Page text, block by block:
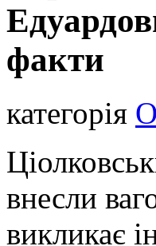
факти
категорія
внесли
викликає